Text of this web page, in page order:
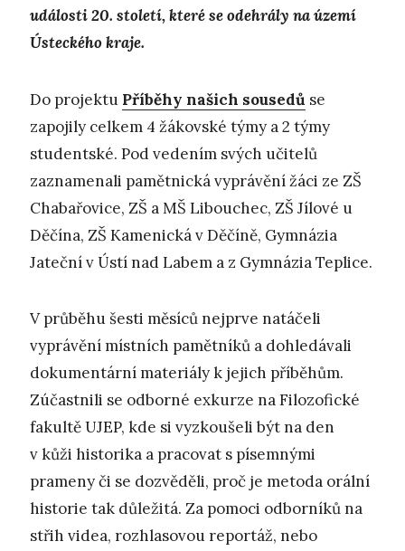
události 20. století, které se odehrály na území
Ústeckého kraje.
Do projektu Příběhy našich sousedů se
zapojily celkem 4 žákovské týmy a 2 týmy
studentské. Pod vedením svých učitelů
zaznamenali pamětnická vyprávění žáci ze ZŠ
Chabařovice, ZŠ a MŠ Libouchec, ZŠ Jílové u
Děčína, ZŠ Kamenická v Děčíně, Gymnázia
Jateční v Ústí nad Labem a z Gymnázia Teplice.
V průběhu šesti měsíců nejprve natáčeli
vyprávění místních pamětníků a dohledávali
dokumentární materiály k jejich příběhům.
Zúčastnili se odborné exkurze na Filozofické
fakultě UJEP, kde si vyzkoušeli být na den
v kůži historika a pracovat s písemnými
prameny či se dozvěděli, proč je metoda orální
historie tak důležitá. Za pomoci odborníků na
střih videa, rozhlasovou reportáž, nebo